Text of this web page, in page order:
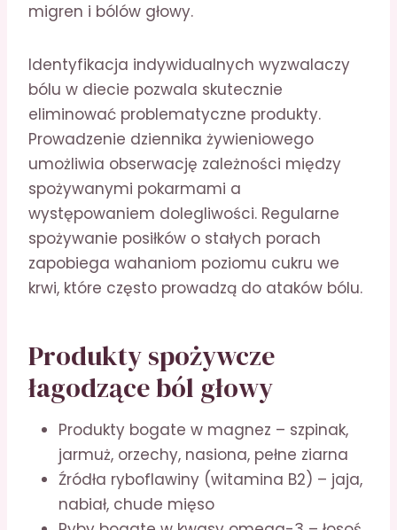
migren i bólów głowy.
Identyfikacja indywidualnych wyzwalaczy
bólu w diecie pozwala skutecznie
eliminować problematyczne produkty.
Prowadzenie dziennika żywieniowego
umożliwia obserwację zależności między
spożywanymi pokarmami a
występowaniem dolegliwości. Regularne
spożywanie posiłków o stałych porach
zapobiega wahaniom poziomu cukru we
krwi, które często prowadzą do ataków bólu.
Produkty spożywcze
łagodzące ból głowy
Produkty bogate w magnez – szpinak,
jarmuż, orzechy, nasiona, pełne ziarna
Źródła ryboflawiny (witamina B2) – jaja,
nabiał, chude mięso